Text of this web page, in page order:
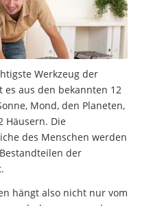
Werkzeug der
aus den bekannten 12
Mond, den Planeten,
Häusern. Die
des Menschen werden
der
hängt also nicht nur vom